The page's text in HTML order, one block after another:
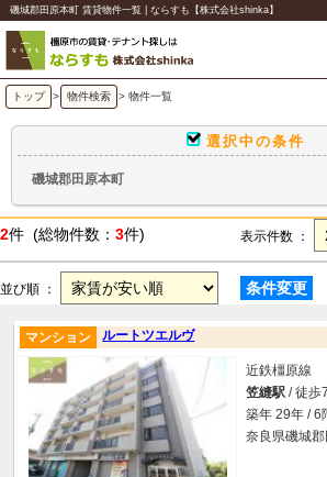
磯城郡田原本町 賃貸物件一覧 | ならすも【株式会社shinka】
トップ > 物件検索 > 物件一覧
選択中の条件
磯城郡田原本町
2件 (総物件数： 3件) 表示件数 ：
並び順 ： 条件変更
ルートツエルヴ
マンション
近鉄橿原線
笠縫駅 / 徒歩
築年 29年 / 6
奈良県磯城